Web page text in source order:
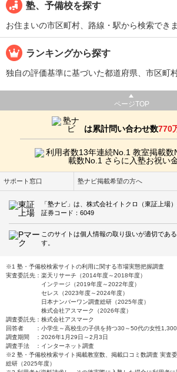
塾、予備校を探す
お住まいの市区町村、路線・駅から検索できま
ランキングから探す
独自の評価基準に基づいた都道府県、市区町
ページTOP
は累計問い合わせ数770
サポート窓口 塾ナビ掲載希望の方へ
「塾ナビ」は、株式会社イトクロ（東証上場
証券コード：6049
このサイトは個人情報の取り扱いが適切であ
す。
※1 塾・予備校検索サイトの利用に関する市場実態把握調査
実査委託先：楽天リサーチ（2014年度～2018年度）
インテージ（2019年度～2022年度）
セレス（2023年度～2024年度）
日本ナンバーワン調査総研（2025年度）
株式会社アスマーク（2026年度）
調査委託先：株式会社アスマーク
回答者 ：小学生～高校生の子供を持つ30～50代の女性1,300
調査期間 ：2026年1月29日～2月3日
調査手法 ：インターネット調査
※2 塾・予備校検索サイト掲載教室数、掲載口コミ数調査 実査
総研（2025年度）